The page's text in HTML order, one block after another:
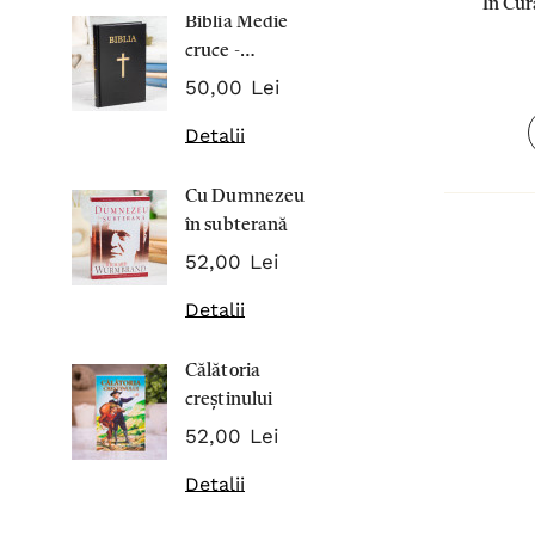
Biblia Medie
cruce -
Cartonata 063
50,00 Lei
Detalii
Cu Dumnezeu
în subterană
52,00 Lei
Detalii
Călătoria
creștinului
52,00 Lei
Detalii
In